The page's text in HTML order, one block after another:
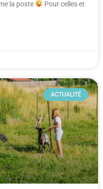
la poste
Pour celles et
ACTUALITÉ